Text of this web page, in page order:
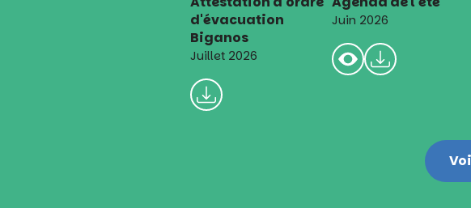
d'évacuation
Biganos
Juillet 2026
Juin 2026